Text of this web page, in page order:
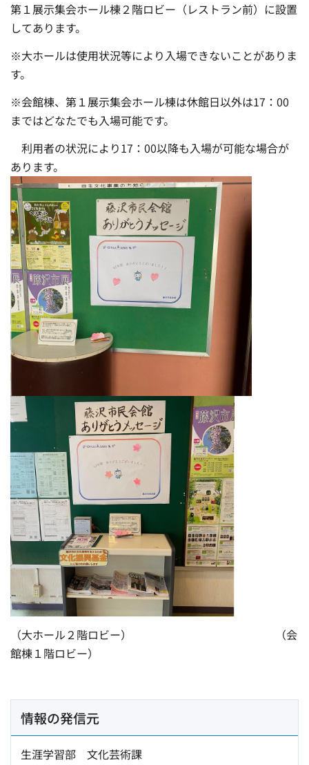
第１展示集会ホール棟２階ロビー（レストラン前）に設置
してあります。
※大ホールは使用状況等により入場できないことがありま
す。
※会館棟、第１展示集会ホール棟は休館日以外は17：00
まではどなたでも入場可能です。
利用者の状況により17：00以降も入場が可能な場合が
あります。
（大ホール２階ロビー） （会
館棟１階ロビー）
情報の発信元
生涯学習部 文化芸術課